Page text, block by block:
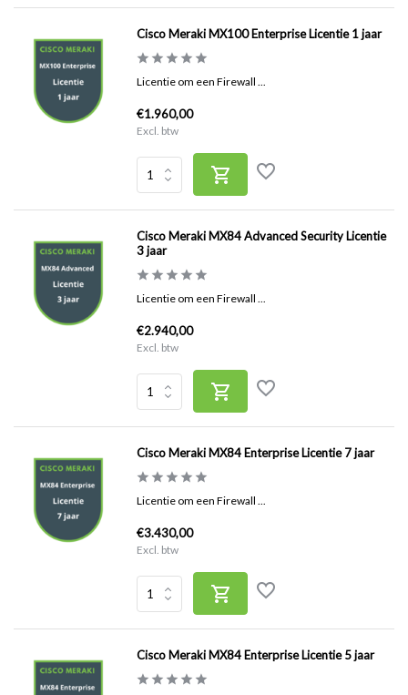
Cisco Meraki MX100 Enterprise Licentie 1 jaar
Licentie om een Firewall ...
€1.960,00
Excl. btw
Cisco Meraki MX84 Advanced Security Licentie
3 jaar
Licentie om een Firewall ...
€2.940,00
Excl. btw
Cisco Meraki MX84 Enterprise Licentie 7 jaar
Licentie om een Firewall ...
€3.430,00
Excl. btw
Cisco Meraki MX84 Enterprise Licentie 5 jaar